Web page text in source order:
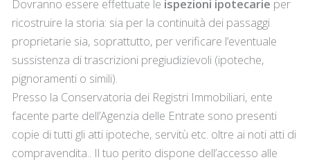
Dovranno essere effettuate le ispezioni ipotecarie per
ricostruire la storia: sia per la continuità dei passaggi
proprietarie sia, soprattutto, per verificare l’eventuale
sussistenza di trascrizioni pregiudizievoli (ipoteche,
pignoramenti o simili).
Presso la Conservatoria dei Registri Immobiliari, ente
facente parte dell’Agenzia delle Entrate sono presenti
copie di tutti gli atti ipoteche, servitù etc. oltre ai noti atti di
compravendita.. Il tuo perito dispone dell’accesso alle